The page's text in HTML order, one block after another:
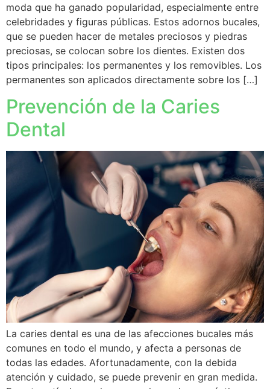
moda que ha ganado popularidad, especialmente entre
celebridades y figuras públicas. Estos adornos bucales,
que se pueden hacer de metales preciosos y piedras
preciosas, se colocan sobre los dientes. Existen dos
tipos principales: los permanentes y los removibles. Los
permanentes son aplicados directamente sobre los […]
Prevención de la Caries
Dental
La caries dental es una de las afecciones bucales más
comunes en todo el mundo, y afecta a personas de
todas las edades. Afortunadamente, con la debida
atención y cuidado, se puede prevenir en gran medida.